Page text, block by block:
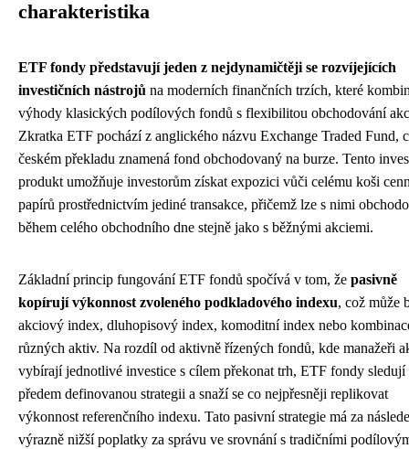
charakteristika
ETF fondy představují jeden z nejdynamičtěji se rozvíjejících
investičních nástrojů na moderních finančních trzích, které
výhody klasických podílových fondů s flexibilitou obchodování
Zkratka ETF pochází z anglického názvu Exchange Traded Fund,
českém překladu znamená fond obchodovaný na burze. Tento
produkt umožňuje investorům získat expozici vůči celému koši
papírů prostřednictvím jediné transakce, přičemž lze s nimi
během celého obchodního dne stejně jako s běžnými akciemi.
Základní princip fungování ETF fondů spočívá v tom, že pasivně
kopírují výkonnost zvoleného podkladového indexu, což může
akciový index, dluhopisový index, komoditní index nebo
různých aktiv. Na rozdíl od aktivně řízených fondů, kde manažeři
vybírají jednotlivé investice s cílem překonat trh, ETF fondy sledují
předem definovanou strategii a snaží se co nejpřesněji replikovat
výkonnost referenčního indexu. Tato pasivní strategie má za
výrazně nižší poplatky za správu ve srovnání s tradičními